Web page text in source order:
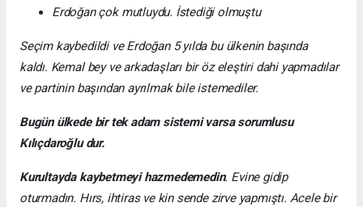
Erdoğan çok mutluydu. İstediği olmuştu
Seçim kaybedildi ve Erdoğan 5 yılda bu ülkenin başında
kaldı. Kemal bey ve arkadaşları bir öz eleştiri dahi yapmadılar
ve partinin başından ayrılmak bile istemediler.
Bugün ülkede bir tek adam sistemi varsa sorumlusu
Kılıçdaroğlu dur.
Kurultayda kaybetmeyi hazmedemedin. Evine gidip
oturmadın. Hırs, ihtiras ve kin sende zirve yapmıştı. Acele bir